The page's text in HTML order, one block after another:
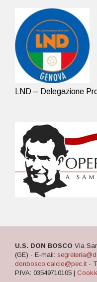
LND – Delegazione
U.S. DON BOSCO Via
(GE) - E-mail:
donbosco.calcio@pec.it-
P.IVA: 03549710105 |